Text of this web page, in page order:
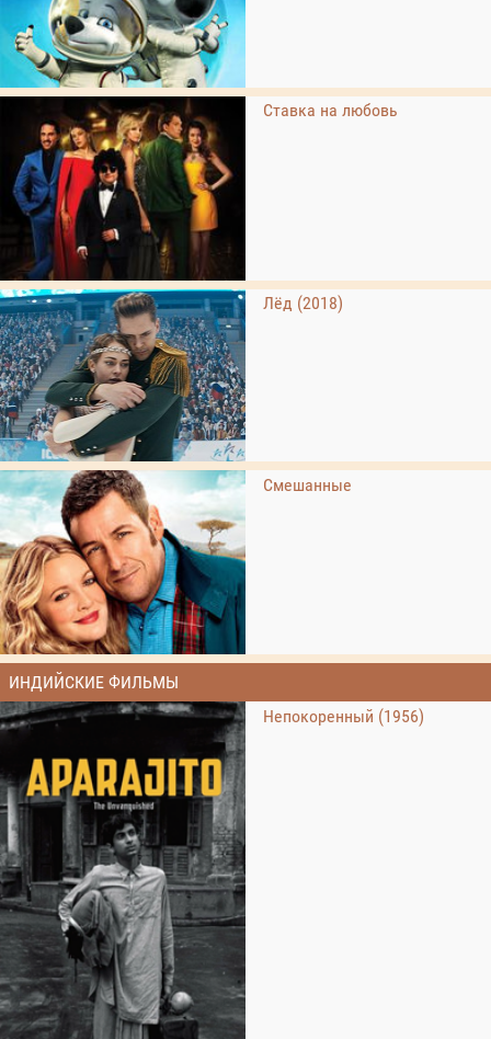
Ставка на любовь
Лёд (2018)
Смешанные
ИНДИЙСКИЕ ФИЛЬМЫ
Непокоренный (1956)